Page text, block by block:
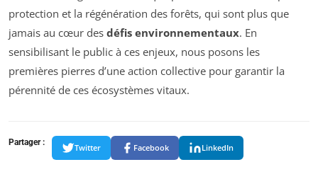
protection et la régénération des forêts, qui sont plus que
jamais au cœur des défis environnementaux. En
sensibilisant le public à ces enjeux, nous posons les
premières pierres d’une action collective pour garantir la
pérennité de ces écosystèmes vitaux.
Partager :
Twitter Facebook LinkedIn